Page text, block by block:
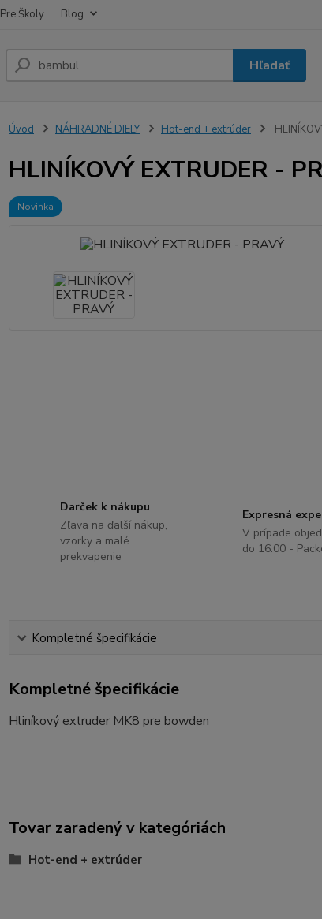
Pre Školy Blog
Hľadať
Úvod NÁHRADNÉ DIELY Hot-end + extrúder
HLINÍKOVÝ EXTRUDER -
Novinka
Darček k nákupu
Zľava na ďalší nákup,
vzorky a malé
prekvapenie
Expresná
V prípade
do 16:00 -
Kompletné špecifikácie
Kompletné špecifikácie
Hliníkový extruder MK8 pre bowden
Tovar zaradený v kategóriách
Hot-end + extrúder